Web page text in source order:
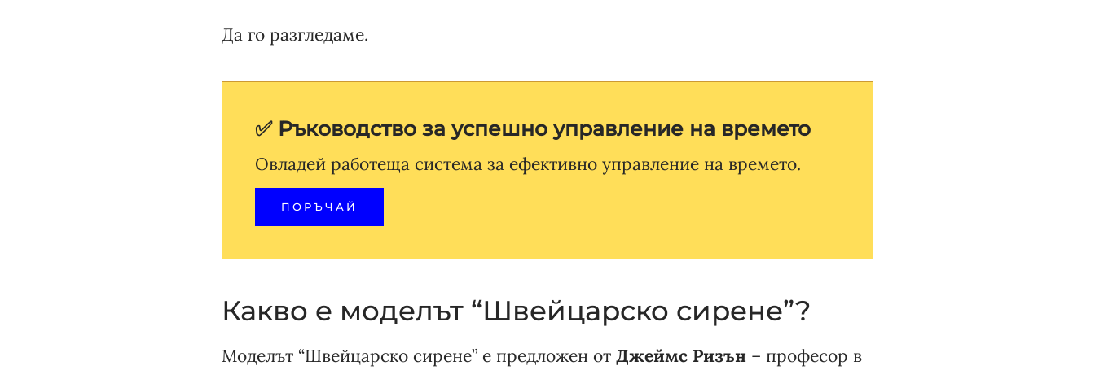
Да го разгледаме.
✅ Ръководство за успешно управление на времето
Овладей работеща система за ефективно управление на времето.
ПОРЪЧАЙ
Какво е моделът “Швейцарско сирене”?
Моделът “Швейцарско сирене” е предложен от Джеймс Ризън – професор в